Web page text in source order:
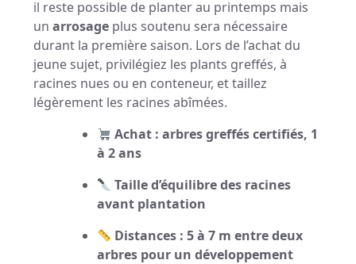
il reste possible de planter au printemps mais
un arrosage plus soutenu sera nécessaire
durant la première saison. Lors de l’achat du
jeune sujet, privilégiez les plants greffés, à
racines nues ou en conteneur, et taillez
légèrement les racines abîmées.
Achat : arbres greffés certifiés, 1
à 2 ans
Taille d’équilibre des racines
avant plantation
Distances : 5 à 7 m entre deux
arbres pour un développement